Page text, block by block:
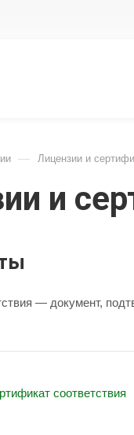
— Лицензии и
и
— документ,